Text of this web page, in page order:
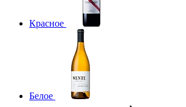
Красное
Белое